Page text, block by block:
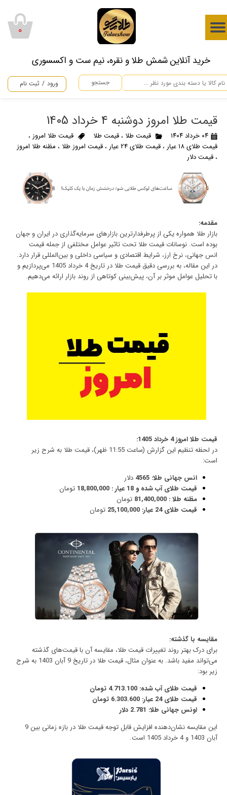
​خرید آنلاین شمش طلا و نقره، نیم ست و اکسسوری
جستجو ورود / ثبت نام
حساب کاربری من
سفارشات
۰
قیمت طلا امروز دوشنبه 4 خرداد 1405
۰۴ خرداد ۱۴۰۴ قیمت طلا ، قیمت طلا قیمت طلا امروز ،
قیمت طلای 18 عیار
، قیمت طلای 24 عیار ، قیمت امروز طلا ، مظنه طلا امروز
، قیمت دلار
مقدمه:
بازار طلا همواره یکی از پرطرفدارترین بازارهای سرمایه‌گذاری در ایران و جهان
بوده است. نوسانات قیمت طلا تحت تاثیر عوامل مختلفی از جمله قیمت
انس جهانی، نرخ ارز، شرایط اقتصادی و سیاسی داخلی و بین‌المللی قرار دارد.
در این مقاله، به بررسی دقیق قیمت طلا در تاریخ 4 خرداد 1405 می‌پردازیم و
با تحلیل عوامل موثر بر آن، پیش‌بینی کوتاهی از روند بازار ارائه می‌دهیم.
قیمت طلا امروز 4 خرداد 1405:
در لحظه تنظیم این گزارش (ساعت 11:55 ظهر)، قیمت طلا به شرح زیر
است:
انس جهانی طلا: 4565
دلار
قیمت طلای آب شده و 18 عیار : 18,800,000
تومان
مظنه طلا : 81,400,000 تومان
قیمت طلای 24 عیار:
25,100,000 تومان
مقایسه با گذشته:
برای درک بهتر روند تغییرات قیمت طلا، مقایسه آن با قیمت‌های گذشته
می‌تواند مفید باشد. به عنوان مثال، قیمت طلا
در تاریخ 9 آبان 1403 به شرح
زیر بود:
قیمت طلای آب شده: 4.713.100 تومان
قیمت طلای 24 عیار: 6.303.600 تومان
اونس جهانی طلا: 2.781 دلار
این مقایسه نشان‌دهنده افزایش قابل توجه قیمت طلا در بازه زمانی بین 9
آبان 1403 و 4 خرداد 1405 است.